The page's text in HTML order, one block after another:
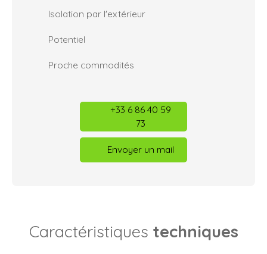
Isolation par l'extérieur
Potentiel
Proche commodités
+33 6 86 40 59
73
Envoyer un mail
Caractéristiques techniques